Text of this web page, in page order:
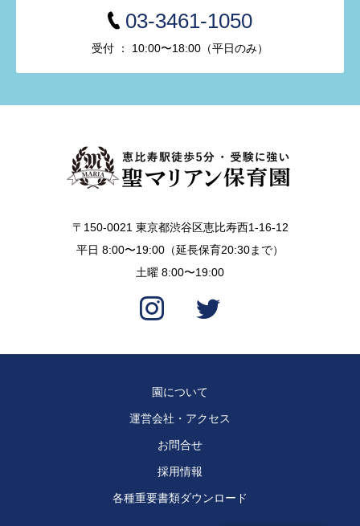
03-3461-1050
受付 ： 10:00〜18:00（平日のみ）
〒150-0021 東京都渋谷区恵比寿西1-16-12
平日 8:00〜19:00（延長保育20:30まで）
土曜 8:00〜19:00
園について
運営会社・アクセス
お問合せ
採用情報
各種重要書類ダウンロード